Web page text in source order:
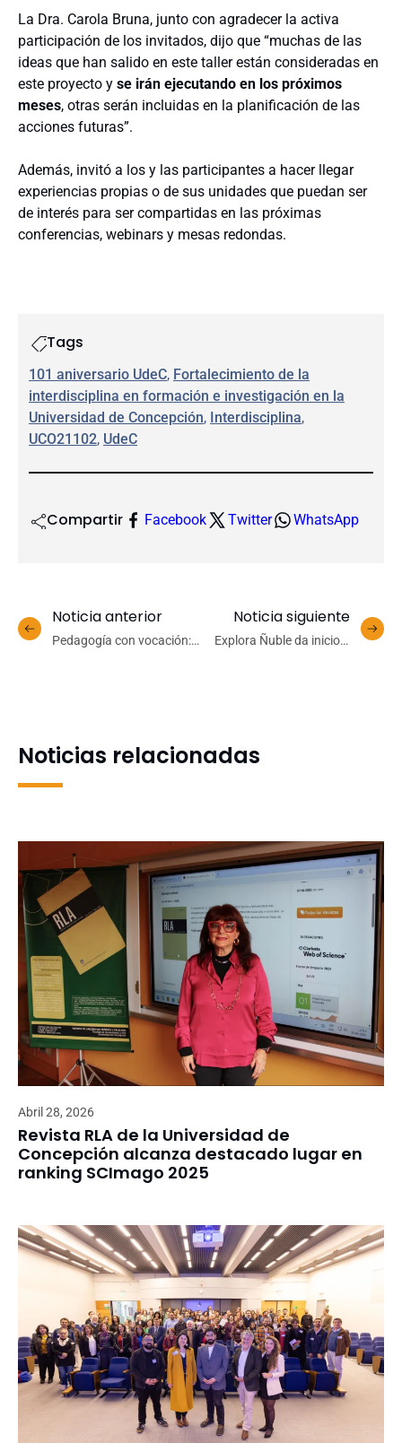
La Dra. Carola Bruna, junto con agradecer la activa
participación de los invitados, dijo que “muchas de las
ideas que han salido en este taller están consideradas en
este proyecto y se irán ejecutando en los próximos
meses, otras serán incluidas en la planificación de las
acciones futuras”.
Además, invitó a los y las participantes a hacer llegar
experiencias propias o de sus unidades que puedan ser
de interés para ser compartidas en las próximas
conferencias, webinars y mesas redondas.
Tags
101 aniversario UdeC, Fortalecimiento de la
interdisciplina en formación e investigación en la
Universidad de Concepción, Interdisciplina
UCO21102, UdeC
Compartir Facebook Twitter WhatsApp
Noticia anterior
Pedagogía con vocación:
Noticia siguiente
Explora Ñuble da inicio a
Noticias relacionadas
Abril 28, 2026
Revista RLA de la Universidad de
Concepción alcanza destacado lugar en
ranking SCImago 2025